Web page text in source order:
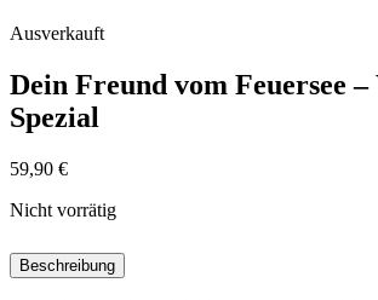
Ausverkauft
Dein Freund vom Feuersee
Spezial
59,90 €
Nicht vorrätig
Beschreibung